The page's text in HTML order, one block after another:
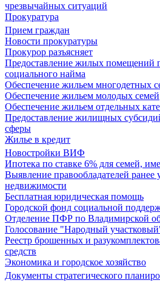
чрезвычайных ситуаций
Прокуратура
Прием граждан
Новости прокуратуры
Прокурор разъясняет
Предоставление жилых помещений
социального найма
Обеспечение жильем многодетных
Обеспечение жильем молодых семей
Обеспечение жильем отдельных
Предоставление жилищных
сферы
Жилье в кредит
Новостройки ВИФ
Ипотека по ставке 6% для семей,
Выявление правообладателей ранее
недвижимости
Бесплатная юридическая помощь
Городской фонд социальной
Отделение ПФР по Владимирской
Голосование "Народный
Реестр брошенных и
средств
Экономика и городское хозяйство
Документы стратегического